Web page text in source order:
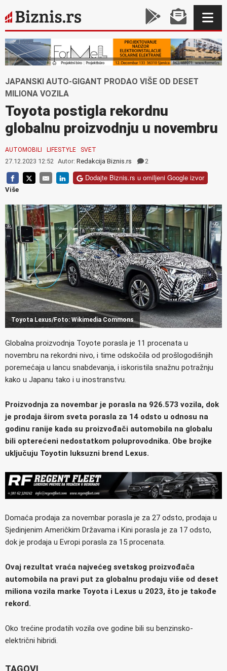
JAPANSKI AUTO-GIGANT PRODAO VIŠE OD DESET
MILIONA VOZILA
Toyota postigla rekordnu
globalnu proizvodnju u novembru
AUTOMOBILI LIFESTYLE SVET
27.12.2023 12:52 Autor: Redakcija Biznis.rs 2
Dodajte Biznis.rs u omiljeni Google izvor
Više
Toyota Lexus/Foto: Wikimedia Commons
Globalna proizvodnja Toyote porasla je 11 procenata u
novembru na rekordni nivo, i time odskočila od prošlogodišnjih
poremećaja u lancu snabdevanja, i iskoristila snažnu potražnju
kako u Japanu tako i u inostranstvu.
Proizvodnja za novembar je porasla na 926.573 vozila, dok
je prodaja širom sveta porasla za 14 odsto u odnosu na
godinu ranije kada su proizvođači automobila na globalu
bili opterećeni nedostatkom poluprovodnika. Obe brojke
uključuju Toyotin luksuzni brend Lexus.
Domaća prodaja za novembar porasla je za 27 odsto, prodaja u
Sjedinjenim Američkim Državama i Kini porasla je za 17 odsto,
dok je prodaja u Evropi porasla za 15 procenata.
Ovaj rezultat vraća najvećeg svetskog proizvođača
automobila na pravi put za globalnu prodaju više od deset
miliona vozila marke Toyota i Lexus u 2023, što je takođe
rekord.
Oko trećine prodatih vozila ove godine bili su benzinsko-
električni hibridi.
TAGOVI